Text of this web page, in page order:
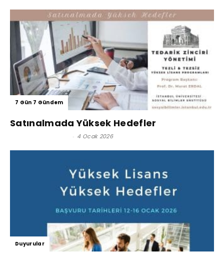
7 Gün 7 Gündem
Satınalmada Yüksek Hedefler
- 4 Ocak 2026
Duyurular